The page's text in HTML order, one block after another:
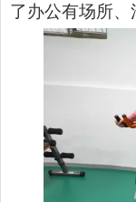
了办公有场所、